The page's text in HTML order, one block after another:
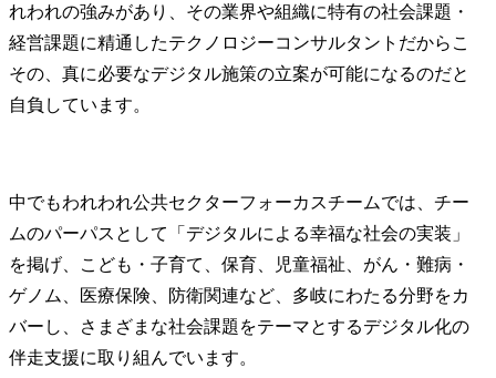
れわれの強みがあり、その業界や組織に特有の社会課題・
経営課題に精通したテクノロジーコンサルタントだからこ
その、真に必要なデジタル施策の立案が可能になるのだと
自負しています。
中でもわれわれ公共セクターフォーカスチームでは、チー
ムのパーパスとして「デジタルによる幸福な社会の実装」
を掲げ、こども・子育て、保育、児童福祉、がん・難病・
ゲノム、医療保険、防衛関連など、多岐にわたる分野をカ
バーし、さまざまな社会課題をテーマとするデジタル化の
伴走支援に取り組んでいます。